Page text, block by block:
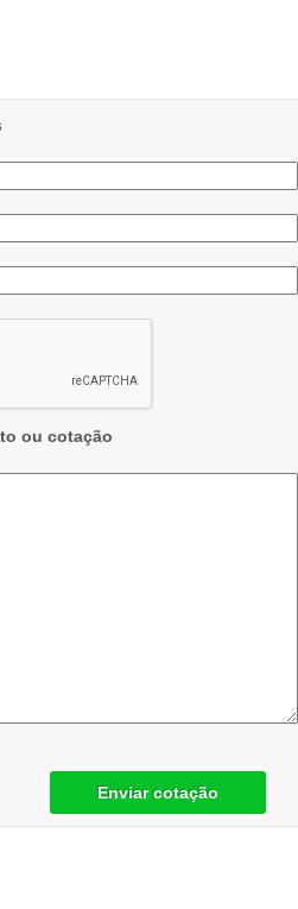
ou cotação
Enviar cotação